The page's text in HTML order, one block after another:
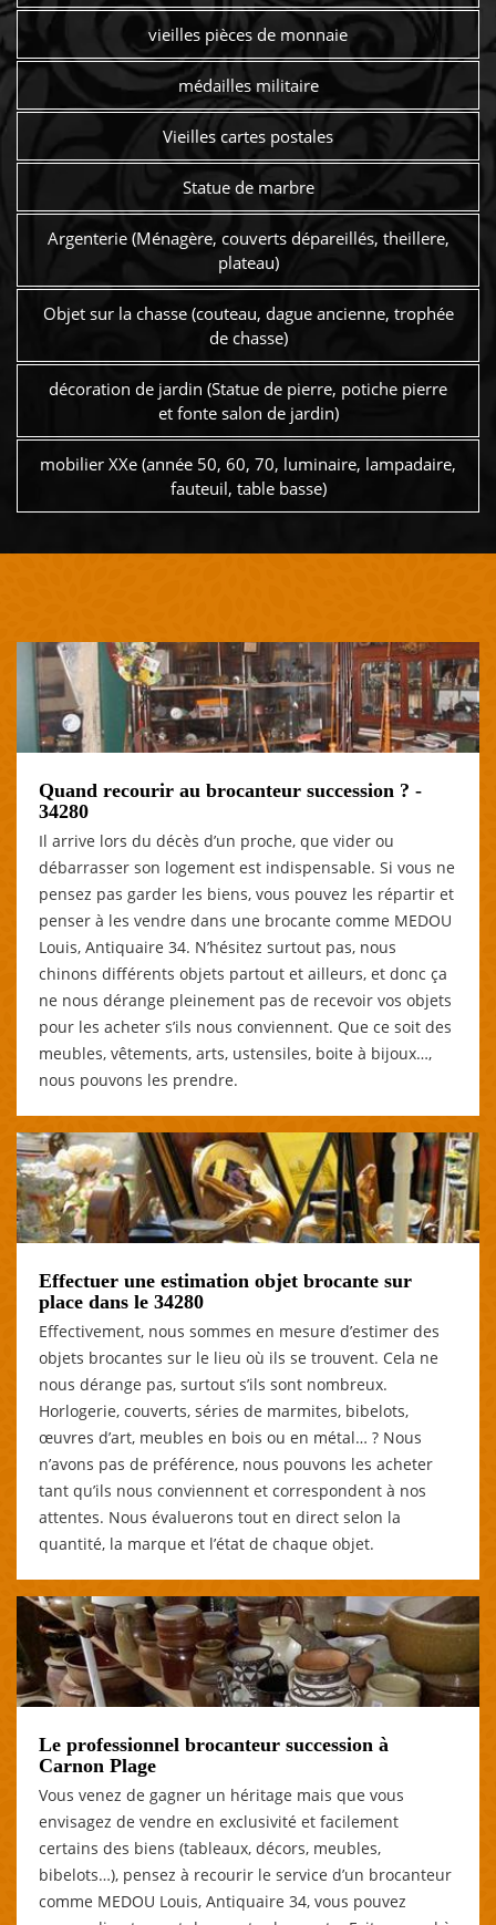
vieilles pièces de monnaie
médailles militaire
Vieilles cartes postales
Statue de marbre
Argenterie (Ménagère, couverts dépareillés, theillere,
plateau)
Objet sur la chasse (couteau, dague ancienne, trophée
de chasse)
décoration de jardin (Statue de pierre, potiche pierre
et fonte salon de jardin)
mobilier XXe (année 50, 60, 70, luminaire, lampadaire,
fauteuil, table basse)
Quand recourir au brocanteur succession ? -
34280
Il arrive lors du décès d’un proche, que vider ou
débarrasser son logement est indispensable. Si vous ne
pensez pas garder les biens, vous pouvez les répartir et
penser à les vendre dans une brocante comme MEDOU
Louis, Antiquaire 34. N’hésitez surtout pas, nous
chinons différents objets partout et ailleurs, et donc ça
ne nous dérange pleinement pas de recevoir vos objets
pour les acheter s’ils nous conviennent. Que ce soit des
meubles, vêtements, arts, ustensiles, boite à bijoux…,
nous pouvons les prendre.
Effectuer une estimation objet brocante sur
place dans le 34280
Effectivement, nous sommes en mesure d’estimer des
objets brocantes sur le lieu où ils se trouvent. Cela ne
nous dérange pas, surtout s’ils sont nombreux.
Horlogerie, couverts, séries de marmites, bibelots,
œuvres d’art, meubles en bois ou en métal… ? Nous
n’avons pas de préférence, nous pouvons les acheter
tant qu’ils nous conviennent et correspondent à nos
attentes. Nous évaluerons tout en direct selon la
quantité, la marque et l’état de chaque objet.
Le professionnel brocanteur succession à
Carnon Plage
Vous venez de gagner un héritage mais que vous
envisagez de vendre en exclusivité et facilement
certains des biens (tableaux, décors, meubles,
bibelots…), pensez à recourir le service d’un brocanteur
comme MEDOU Louis, Antiquaire 34, vous pouvez